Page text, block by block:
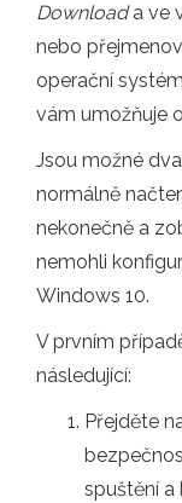
Downloada ve
nebo
operační
vám umožňuje
Jsou možné
normálně
nekonečně a
nemohli
Windows 10.
V prvním
následující:
Přejděte
spuštění a